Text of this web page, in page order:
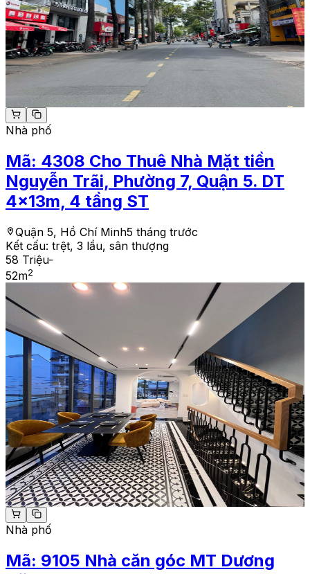
Nhà phố
Mã: 4308 Cho Thuê Nhà Mặt tiền
Nguyễn Trãi, Phường 7, Quận 5. DT
4x13m, 4 tầng ST
Quận 5, Hồ Chí Minh5 tháng trước
Kết cấu: trệt, 3 lầu, sân thượng
58 Triệu-
52m2
Nhà phố
Mã: 9105 Nhà căn góc MT Dương